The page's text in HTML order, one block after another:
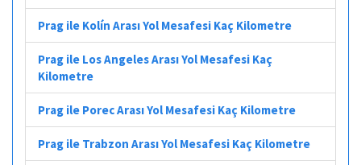
Prag ile Kolín Arası Yol Mesafesi Kaç Kilometre
Prag ile Los Angeles Arası Yol Mesafesi Kaç
Kilometre
Prag ile Porec Arası Yol Mesafesi Kaç Kilometre
Prag ile Trabzon Arası Yol Mesafesi Kaç Kilometre